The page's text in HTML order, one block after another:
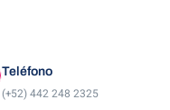
Teléfono
(+52) 442 248 2325